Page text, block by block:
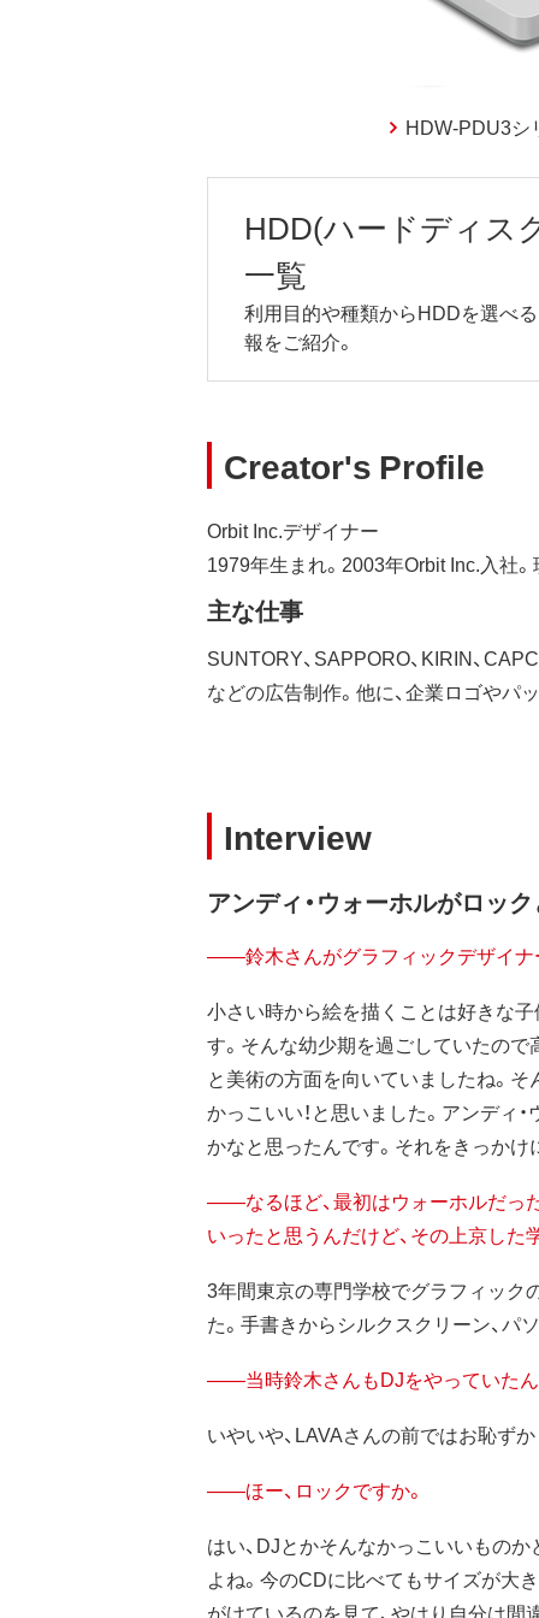
HDW-PDU3シ
HDD(ハードディス
一覧
利用目的や種類からHDDを選べ
報をご紹介。
Creator's Profile
Orbit Inc.デザイナー
1979年生まれ。2003年Orbit Inc.入社
主な仕事
SUNTORY、SAPPORO、KIRIN、
などの広告制作。他に、企業ロゴやパ
Interview
アンディ・ウォーホルがロッ
——鈴木さんがグラフィックデザイナ
小さい時から絵を描くことは好きな
す。そんな幼少期を過ごしていたの
と美術の方面を向いていましたね。
かっこいい！と思いました。アンディ
かなと思ったんです。それをきっか
——なるほど、最初はウォーホルだっ
いったと思うんだけど、その上京し
3年間東京の専門学校でグラフィック
た。手書きからシルクスクリーン、
——当時鈴木さんもDJをやっていた
いやいや、LAVAさんの前ではお恥ず
——ほー、ロックですか。
はい、DJとかそんなかっこいいもの
よね。今のCDに比べてもサイズが大
がけているのを見て、やはり自分は間